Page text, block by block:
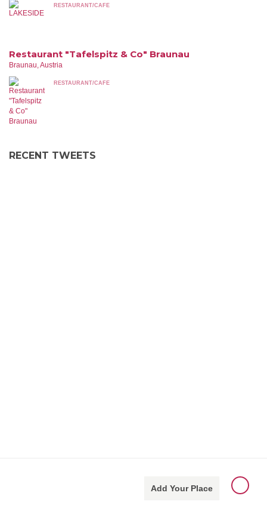
RESTAURANT/CAFE
Restaurant "Tafelspitz & Co" Braunau
Braunau, Austria
RESTAURANT/CAFE
RECENT TWEETS
Add Your Place